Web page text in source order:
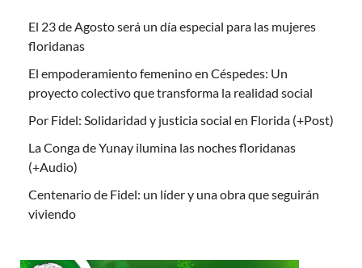
El 23 de Agosto será un día especial para las mujeres
floridanas
El empoderamiento femenino en Céspedes: Un
proyecto colectivo que transforma la realidad social
Por Fidel: Solidaridad y justicia social en Florida (+Post)
La Conga de Yunay ilumina las noches floridanas
(+Audio)
Centenario de Fidel: un líder y una obra que seguirán
viviendo